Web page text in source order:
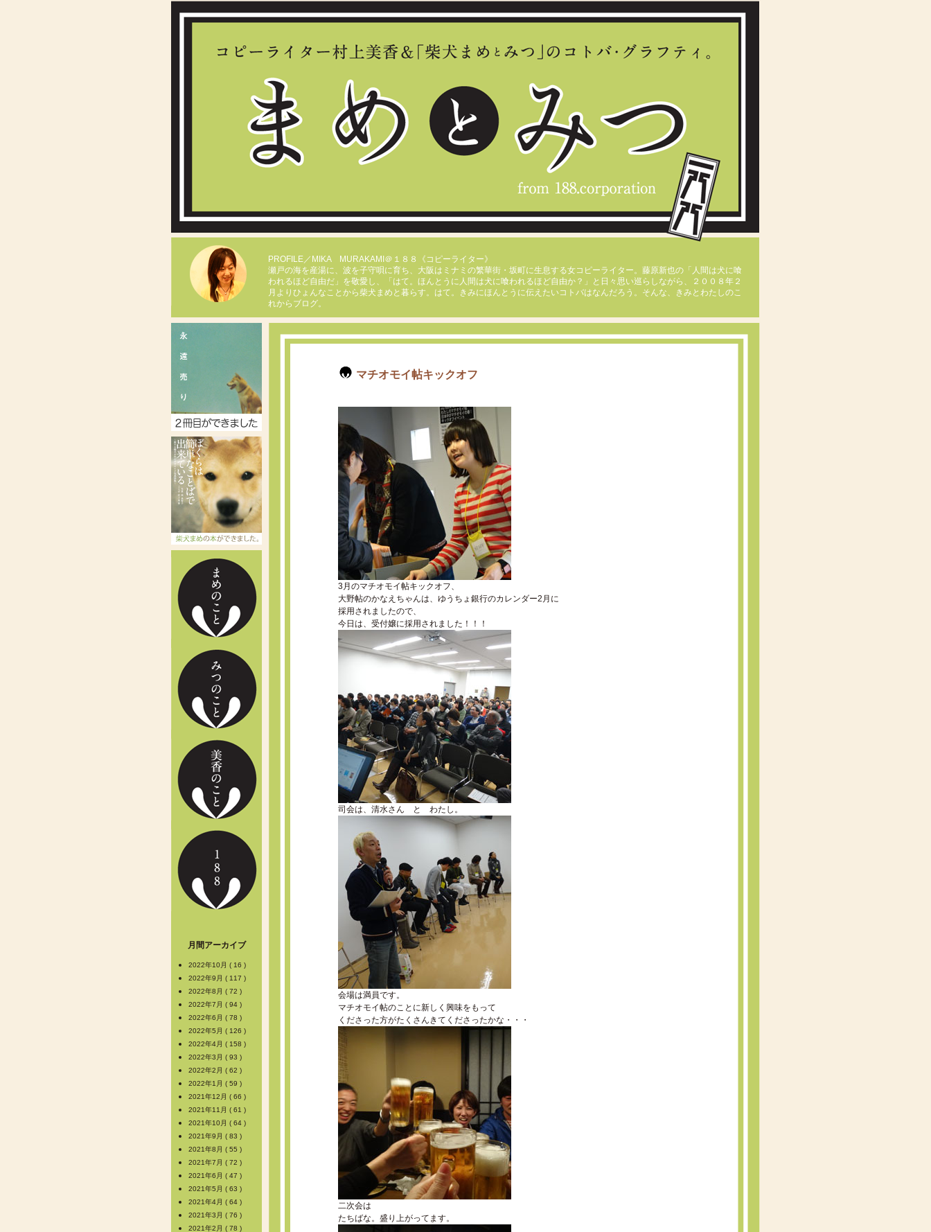
PROFILE／MIKA MURAKAMI＠１８８《コピーライター》
瀬戸の海を産湯に、波を子守唄に育ち、大阪はミナミの繁華街・坂町に生息する女コピーライター。藤原新也の「人間は犬に喰
われるほど自由だ」を敬愛し、「はて。ほんとうに人間は犬に喰われるほど自由か？」と日々思い巡らしながら、２００８年２
月よりひょんなことから柴犬まめと暮らす。はて。きみにほんとうに伝えたいコトバはなんだろう。そんな、きみとわたしのこ
れからブログ。
マチオモイ帖キックオフ
3月のマチオモイ帖キックオフ、
大野帖のかなえちゃんは、ゆうちょ銀行のカレンダー2月に
採用されましたので、
今日は、受付嬢に採用されました！！！
司会は、清水さん と わたし。
会場は満員です。
マチオモイ帖のことに新しく興味をもって
くださった方がたくさんきてくださったかな・・・
二次会は
たちばな。盛り上がってます。
月間アーカイブ
2022年10月 ( 16 )
2022年9月 ( 117 )
2022年8月 ( 72 )
2022年7月 ( 94 )
2022年6月 ( 78 )
2022年5月 ( 126 )
2022年4月 ( 158 )
2022年3月 ( 93 )
2022年2月 ( 62 )
2022年1月 ( 59 )
2021年12月 ( 66 )
2021年11月 ( 61 )
2021年10月 ( 64 )
2021年9月 ( 83 )
2021年8月 ( 55 )
2021年7月 ( 72 )
2021年6月 ( 47 )
2021年5月 ( 63 )
2021年4月 ( 64 )
2021年3月 ( 76 )
2021年2月 ( 78 )